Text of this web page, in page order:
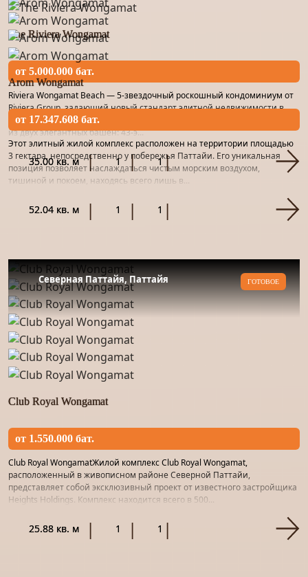
The Riviera Wongamat
от 5.000.000 бат.
Riviera Wongamat Beach — 5-звездочный роскошный кондоминиум от
Riviera Group, задающий новый стандарт элитной недвижимости в
Паттайе. Завершенный в 2017 году, этот высотный комплекс состоит
из двух элегантных башен: 43-э...
35.00 кв. м 1 1
Arom Wongamat
от 17.347.608 бат.
Этот элитный жилой комплекс расположен на территории площадью
3 гектара, непосредственно у побережья Паттайи. Его уникальная
позиция позволяет наслаждаться чистым морским воздухом,
тишиной и покоем, находясь всего лишь в...
52.04 кв. м 1 1
Северная Паттайя, Паттайя ГОТОВОЕ
Club Royal Wongamat
от 1.550.000 бат.
Club Royal WongamatЖилой комплекс Club Royal Wongamat,
расположенный в живописном районе Северной Паттайи,
представляет собой эксклюзивный проект от известного застройщика
Heights Holdings. Комплекс находится всего в 500...
25.88 кв. м 1 1